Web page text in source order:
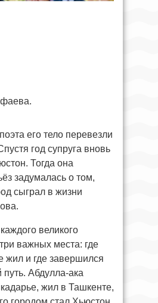
его тело перевезли
год супруга вновь
Тогда она
задумалась о том,
сыграл в жизни
великого
важных места: где
жил и где завершился
Абдулла-ака
жил в Ташкенте,